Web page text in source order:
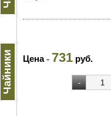
Чайники Цена- 731 руб.